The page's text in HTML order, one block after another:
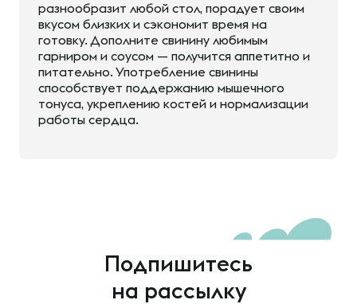
разнообразит любой стол, порадует своим
вкусом близких и сэкономит время на
готовку. Дополните свинину любимым
гарниром и соусом — получится аппетитно и
питательно. Употребление свинины
способствует поддержанию мышечного
тонуса, укреплению костей и нормализации
работы сердца.
Подпишитесь
на рассылку